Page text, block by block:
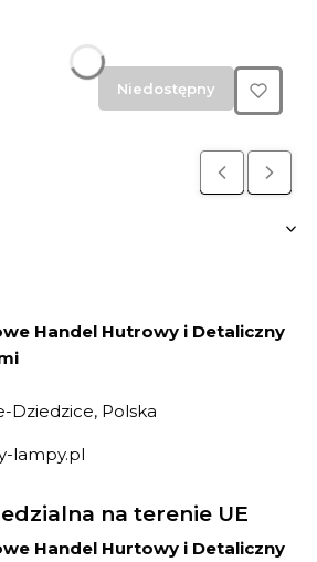
Niedostępny
Handel Hutrowy i Detaliczny
Dziedzice, Polska
lampy.pl
na terenie UE
Handel Hurtowy i Detaliczny